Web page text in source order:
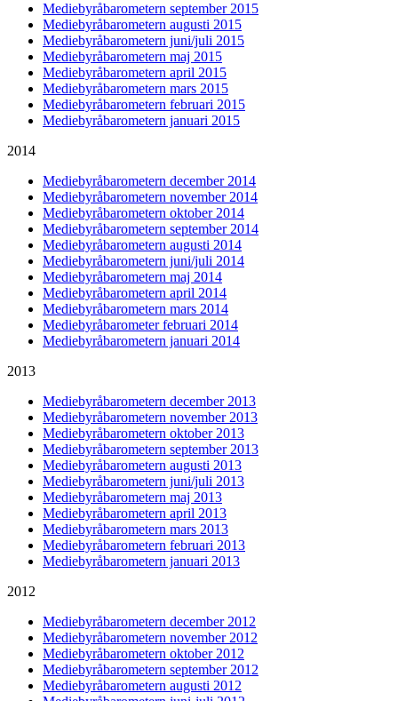
Mediebyråbarometern september 2015
Mediebyråbarometern augusti 2015
Mediebyråbarometern juni/juli 2015
Mediebyråbarometern maj 2015
Mediebyråbarometern april 2015
Mediebyråbarometern mars 2015
Mediebyråbarometern februari 2015
Mediebyråbarometern januari 2015
2014
Mediebyråbarometern december 2014
Mediebyråbarometern november 2014
Mediebyråbarometern oktober 2014
Mediebyråbarometern september 2014
Mediebyråbarometern augusti 2014
Mediebyråbarometern juni/juli 2014
Mediebyråbarometern maj 2014
Mediebyråbarometern april 2014
Mediebyråbarometern mars 2014
Mediebyråbarometer februari 2014
Mediebyråbarometern januari 2014
2013
Mediebyråbarometern december 2013
Mediebyråbarometern november 2013
Mediebyråbarometern oktober 2013
Mediebyråbarometern september 2013
Mediebyråbarometern augusti 2013
Mediebyråbarometern juni/juli 2013
Mediebyråbarometern maj 2013
Mediebyråbarometern april 2013
Mediebyråbarometern mars 2013
Mediebyråbarometern februari 2013
Mediebyråbarometern januari 2013
2012
Mediebyråbarometern december 2012
Mediebyråbarometern november 2012
Mediebyråbarometern oktober 2012
Mediebyråbarometern september 2012
Mediebyråbarometern augusti 2012